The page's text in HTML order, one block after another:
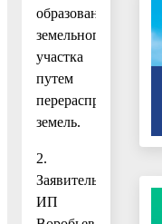
образования
земельного
участка
путем
перераспределения
земель.
2.
Заявитель
ИП